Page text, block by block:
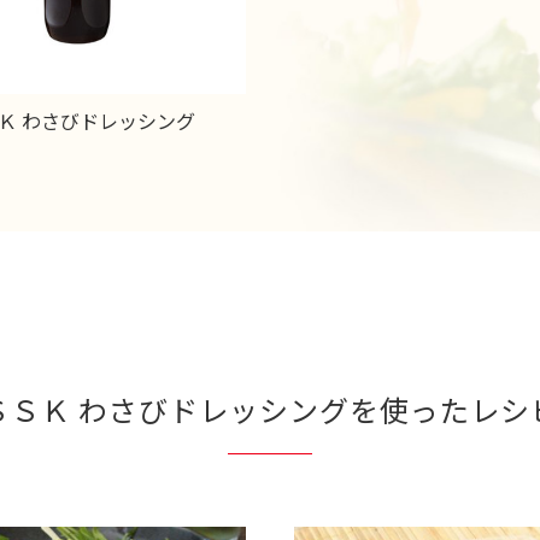
わさびドレッシング
ＳＫ わさびドレッシングを使ったレシ